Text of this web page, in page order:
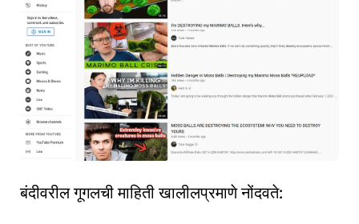
बंदीवरील गूगलची माहिती खालीलप्रमाणे नोंदवते: